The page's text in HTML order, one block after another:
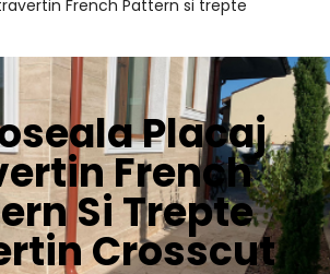
French Pattern si trepte
Placaj
French
Si Trepte
Crosscut